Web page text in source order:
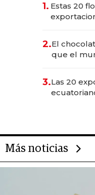
1. Estas 20
2.El
que el
3.Las 20
Más noticias